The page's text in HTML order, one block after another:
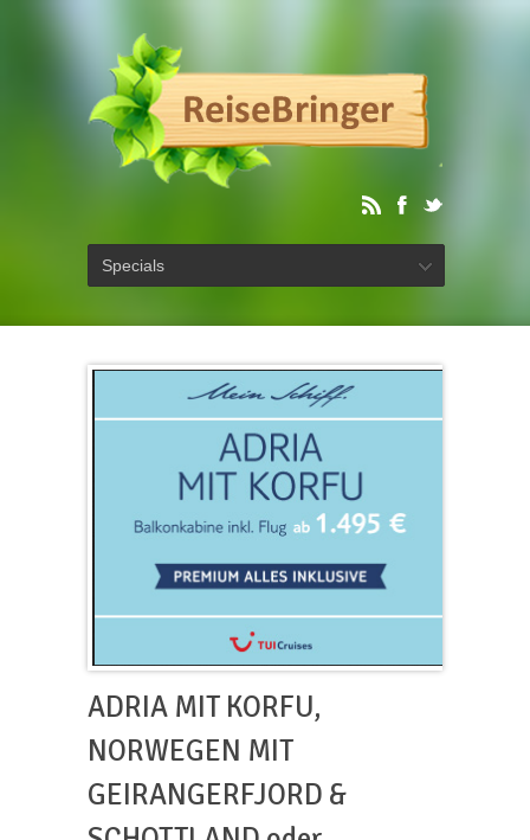
Specials
ADRIA MIT KORFU,
NORWEGEN MIT
GEIRANGERFJORD &